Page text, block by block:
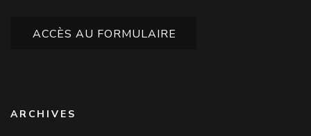
ACCÈS AU FORMULAIRE
ARCHIVES